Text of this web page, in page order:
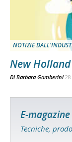
NOTIZIE
New Holland
Di Barbara Gamberini
E-magazine
Tecniche,